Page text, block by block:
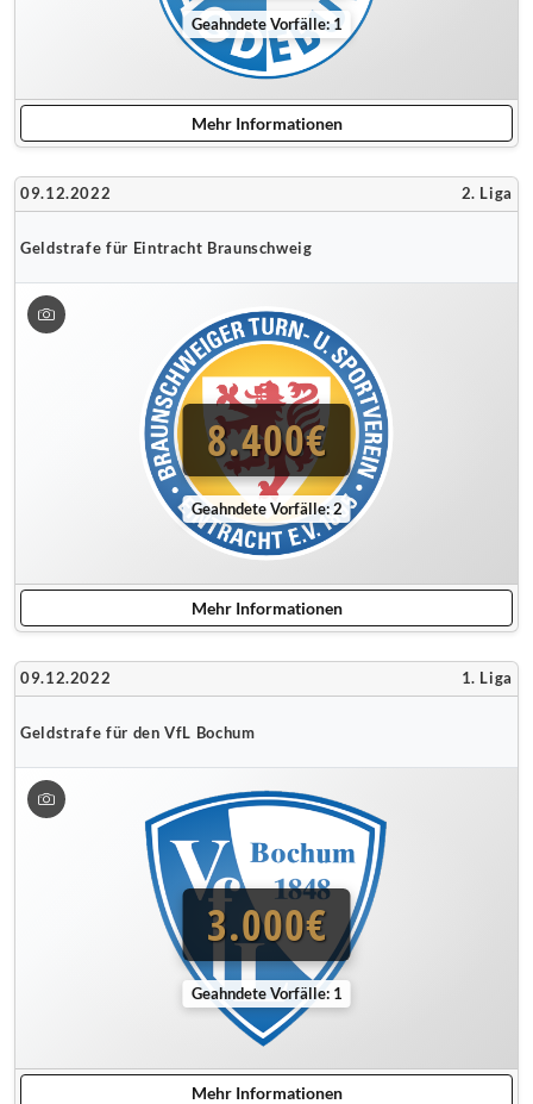
Geahndete Vorfälle: 1
Mehr Informationen
09.12.2022 2. Liga
Geldstrafe für Eintracht Braunschweig
8.400€
Geahndete Vorfälle: 2
Mehr Informationen
09.12.2022 1. Liga
Geldstrafe für den VfL Bochum
3.000€
Geahndete Vorfälle: 1
Mehr Informationen